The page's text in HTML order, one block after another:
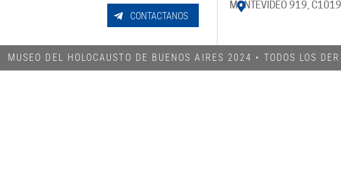
CONTACTANOS
MONTEVIDEO 919, C1019
MUSEO DEL HOLOCAUSTO DE BUENOS AIRES 2024​ • TODOS LOS